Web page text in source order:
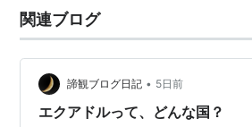
主な特色
ワンセグ
カメラでの静止画・動画の撮影
関連ブログ
諦観ブログ日記 • 5日前
エクアドルって、どんな国？